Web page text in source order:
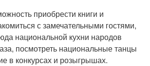
приобрести книги и
с замечательными гостями,
национальной кухни народов
посмотреть национальные танцы
в конкурсах и розыгрышах.